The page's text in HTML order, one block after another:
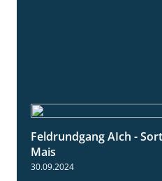
Feldrundgang AIch -
Mais
30.09.2024